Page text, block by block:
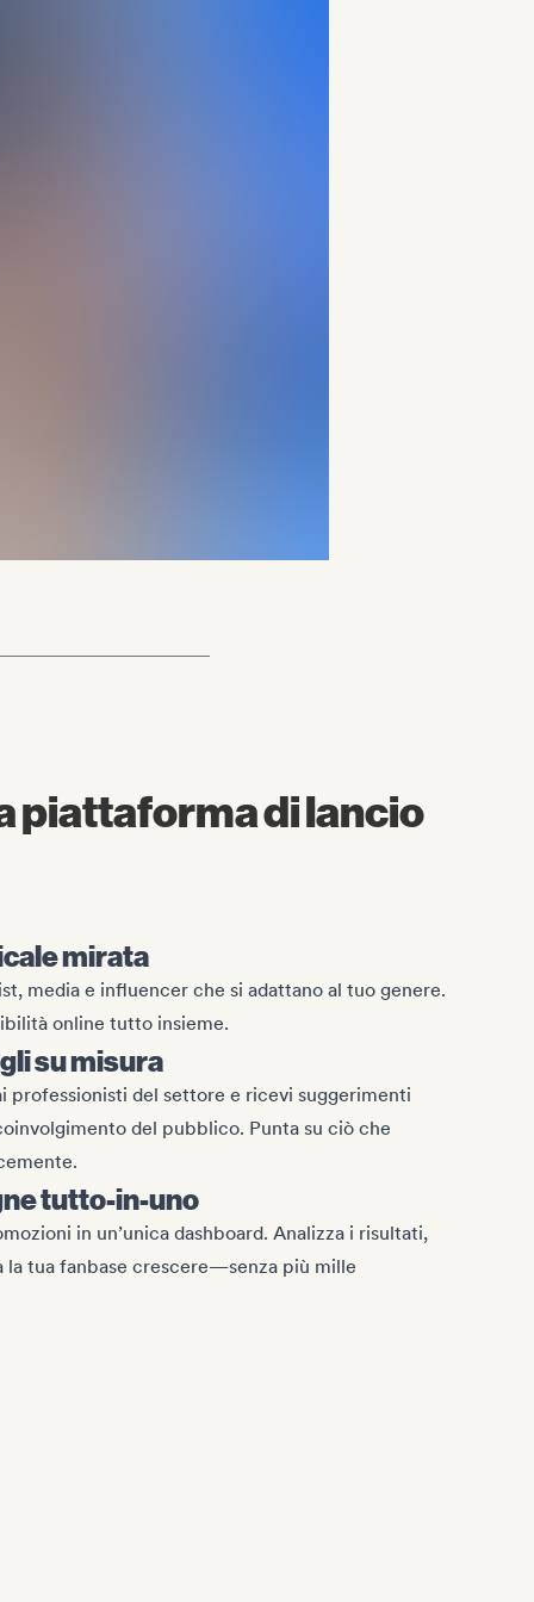
piattaforma di lancio
mirata
media e influencer che si adattano al tuo genere.
online tutto insieme.
su misura
professionisti del settore e ricevi suggerimenti
del pubblico. Punta su ciò che
tutto-in-uno
in un’unica dashboard. Analizza i risultati,
la tua fanbase crescere—senza più mille